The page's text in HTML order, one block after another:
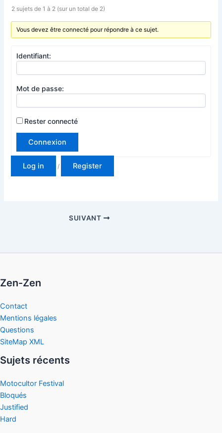
2 sujets de 1 à 2 (sur un total de 2)
Vous devez être connecté pour répondre à ce sujet.
Identifiant:
Mot de passe:
Rester connecté
Connexion
Log in / Register
SUIVANT
Zen-Zen
Contact
Mentions légales
Questions
SiteMap XML
Sujets récents
Motocultor Festival
Bloqués
Justified
Hard